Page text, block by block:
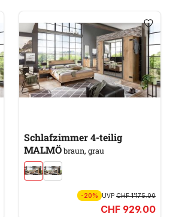
Schlafzimmer 4-teilig
MALMÖbraun, grau
-20% UVP CHF 1’175.00
CHF 929.00